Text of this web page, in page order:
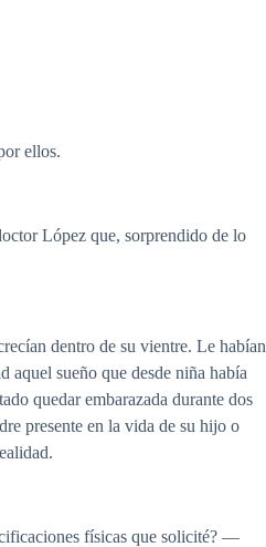
ellos.
López que, sorprendido de lo
dentro de su vientre. Le habían
aquel sueño que desde niña había
quedar embarazada durante dos
presente en la vida de su hijo o
físicas que solicité? —